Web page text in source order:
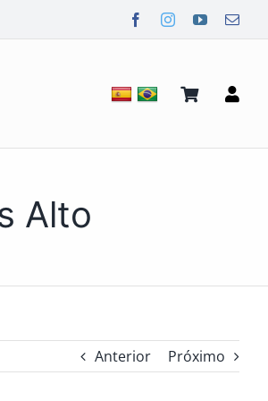
Alto
Anterior Próximo